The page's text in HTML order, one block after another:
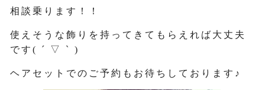
相談乗ります！！
使えそうな飾りを持ってきてもらえれば大丈夫
です( ´ ▽ ` )
ヘアセットでのご予約もお待ちしております♪